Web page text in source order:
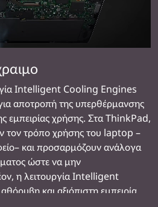
Intelligent Cooling Engines
αποτροπή της υπερθέρμανσης
εμπειρίας χρήσης. Στα ThinkPad,
τον τρόπο χρήσης του laptop –
και προσαρμόζουν ανάλογα
ώστε να μην
η λειτουργία Intelligent
και αξιόπιστη εμπειρία.